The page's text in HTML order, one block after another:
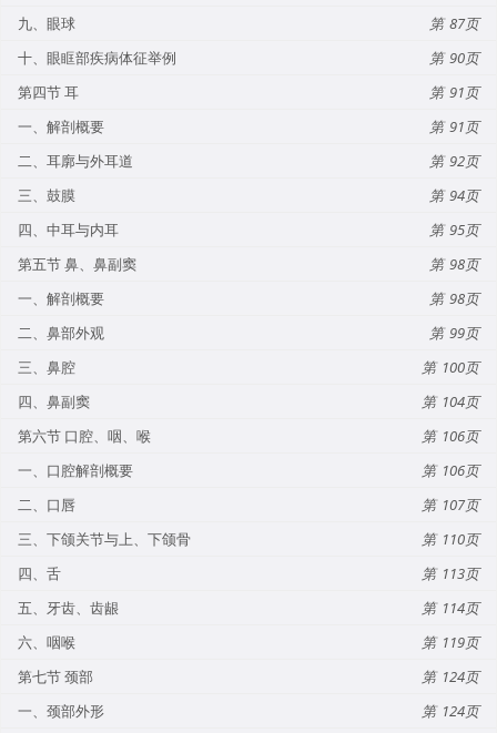
九、眼球
87
十、眼眶部疾病体征举例
90
第四节 耳
91
一、解剖概要
91
二、耳廓与外耳道
92
三、鼓膜
94
四、中耳与内耳
95
第五节 鼻、鼻副窦
98
一、解剖概要
98
二、鼻部外观
99
三、鼻腔
100
四、鼻副窦
104
第六节 口腔、咽、喉
106
一、口腔解剖概要
106
二、口唇
107
三、下颌关节与上、下颌骨
110
四、舌
113
五、牙齿、齿龈
114
六、咽喉
119
第七节 颈部
124
一、颈部外形
124